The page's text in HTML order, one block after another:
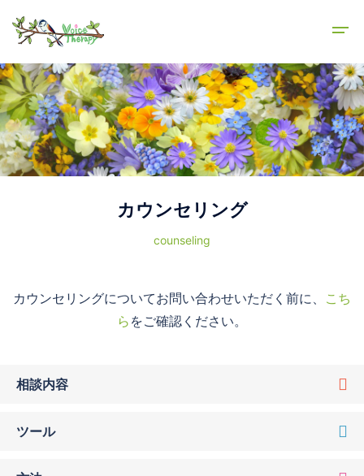
カウンセリング
counseling
カウンセリングについてお問い合わせいただく前に、 こち
ら をご確認ください。
相談内容
ツール